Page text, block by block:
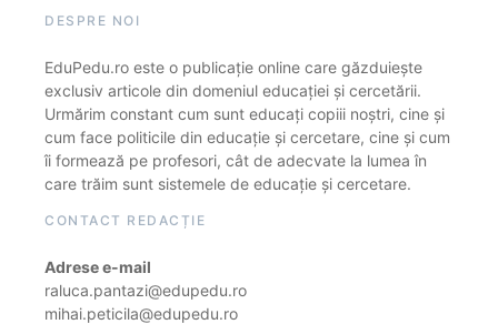
DESPRE NOI
EduPedu.ro este o publicație online care găzduiește
exclusiv articole din domeniul educației și cercetării.
Urmărim constant cum sunt educați copiii noștri, cine și
cum face politicile din educație și cercetare, cine și cum
îi formează pe profesori, cât de adecvate la lumea în
care trăim sunt sistemele de educație și cercetare.
CONTACT REDACȚIE
Adrese e-mail
raluca.pantazi@edupedu.ro
mihai.peticila@edupedu.ro